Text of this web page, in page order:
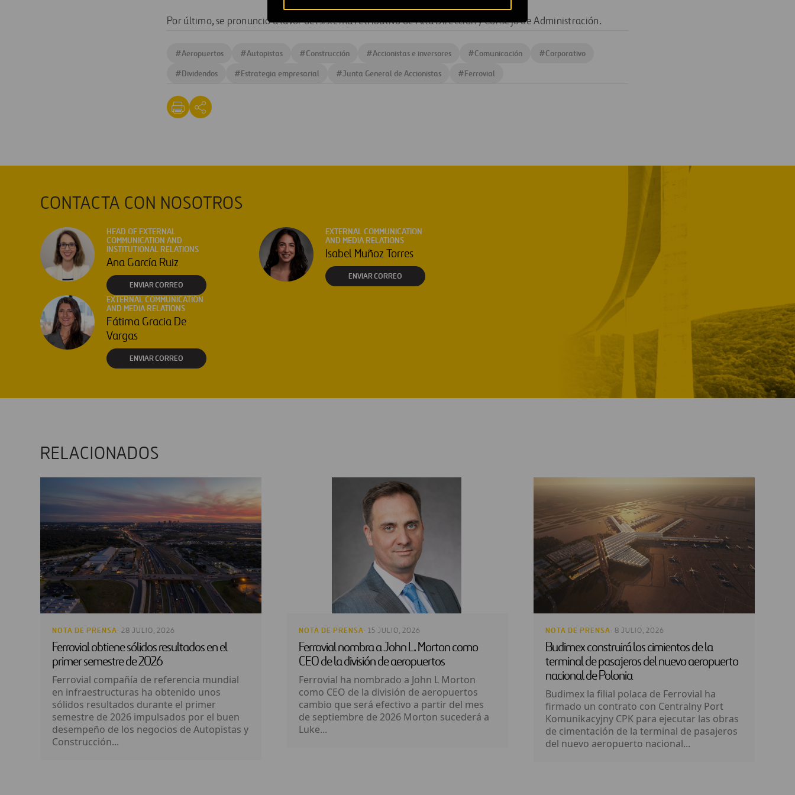
Por último, se pronunció a favor del sistema retributivo de Alta Dirección y Consejo de Administración.
#Aeropuertos #Autopistas #Construcción #Accionistas e inversores #Comunicación #Corporativo
#Dividendos #Estrategia empresarial #Junta General de Accionistas #Ferrovial
CONTACTA CON NOSOTROS
HEAD OF EXTERNAL
COMMUNICATION AND
INSTITUTIONAL RELATIONS
Ana García Ruiz
ENVIAR CORREO
EXTERNAL COMMUNICATION
AND MEDIA RELATIONS
Isabel Muñoz Torres
ENVIAR CORREO
EXTERNAL COMMUNICATION
AND MEDIA RELATIONS
Fátima Gracia De
Vargas
ENVIAR CORREO
RELACIONADOS
NOTA DE PRENSA· 28 JULIO, 2026
Ferrovial obtiene sólidos resultados en el
primer semestre de 2026
Ferrovial compañía de referencia mundial
en infraestructuras ha obtenido unos
sólidos resultados durante el primer
semestre de 2026 impulsados por el buen
desempeño de los negocios de Autopistas y
Construcción...
NOTA DE PRENSA· 15 JULIO, 2026
Ferrovial nombra a John L. Morton como
CEO de la división de aeropuertos
Ferrovial ha nombrado a John L Morton
como CEO de la división de aeropuertos
cambio que será efectivo a partir del mes
de septiembre de 2026 Morton sucederá a
Luke...
NOTA DE PRENSA· 8 JULIO, 2026
Budimex construirá los cimientos de la
terminal de pasajeros del nuevo aeropuerto
nacional de Polonia
Budimex la filial polaca de Ferrovial ha
firmado un contrato con Centralny Port
Komunikacyjny CPK para ejecutar las obras
de cimentación de la terminal de pasajeros
del nuevo aeropuerto nacional...